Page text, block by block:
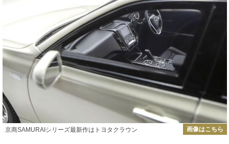
京商SAMURAIシリーズ最新作はトヨタクラウン 画像はこちら